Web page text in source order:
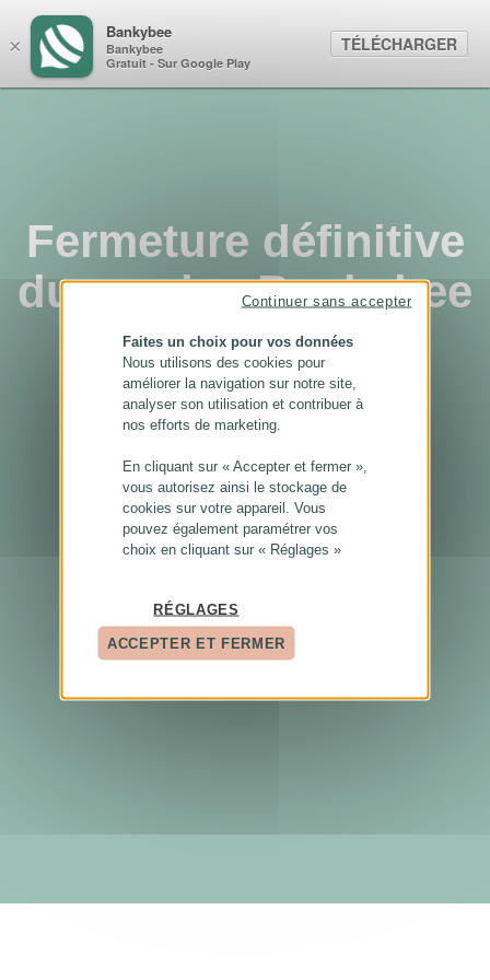
Fermeture définitive
du service Bankybee
...
×
Bankybee
Bankybee
Gratuit - Sur Google Play
TÉLÉCHARGER
Faites un choix pour vos données
Nous utilisons des cookies pour
améliorer la navigation sur notre site,
analyser son utilisation et contribuer à
nos efforts de marketing.
En cliquant sur « Accepter et fermer »,
vous autorisez ainsi le stockage de
cookies sur votre appareil. Vous
pouvez également paramétrer vos
choix en cliquant sur « Réglages »
RÉGLAGES
ACCEPTER ET FERMER
Continuer sans accepter